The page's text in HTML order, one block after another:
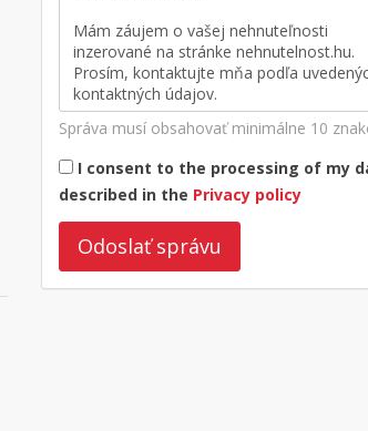
Správa musí obsahovať minimálne 10
I consent to the processing of my
described in the Privacy policy
Odoslať správu